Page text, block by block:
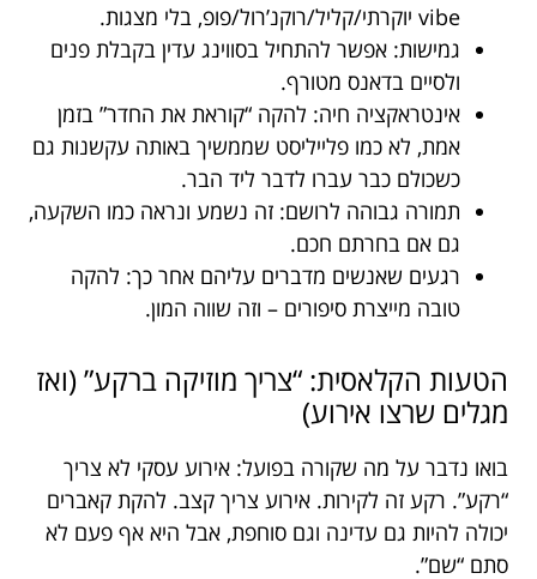
vibe יוקרתי/קליל/רוקנ’רול/פופ, בלי מצגות.
גמישות: אפשר להתחיל בסווינג עדין בקבלת פנים
ולסיים בדאנס מטורף.
אינטראקציה חיה: להקה “קוראת את החדר” בזמן
אמת, לא כמו פלייליסט שממשיך באותה עקשנות גם
כשכולם כבר עברו לדבר ליד הבר.
תמורה גבוהה לרושם: זה נשמע ונראה כמו השקעה,
גם אם בחרתם חכם.
רגעים שאנשים מדברים עליהם אחר כך: להקה
טובה מייצרת סיפורים – וזה שווה המון.
הטעות הקלאסית: “צריך מוזיקה ברקע” (ואז
מגלים שרצו אירוע)
בואו נדבר על מה שקורה בפועל: אירוע עסקי לא צריך
“רקע”. רקע זה לקירות. אירוע צריך קצב. להקת קאברים
יכולה להיות גם עדינה וגם סוחפת, אבל היא אף פעם לא
סתם “שם”.